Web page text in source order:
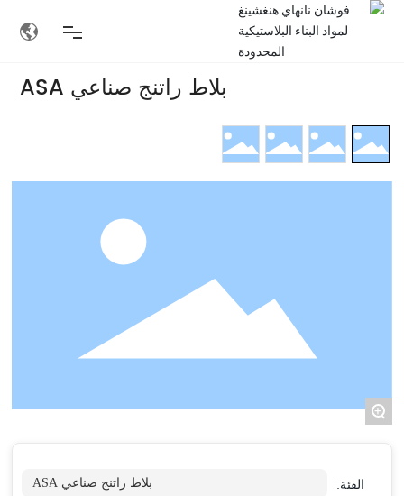
بلاط راتنج صناعي ASA
+
الفئة: بلاط راتنج صناعي ASA